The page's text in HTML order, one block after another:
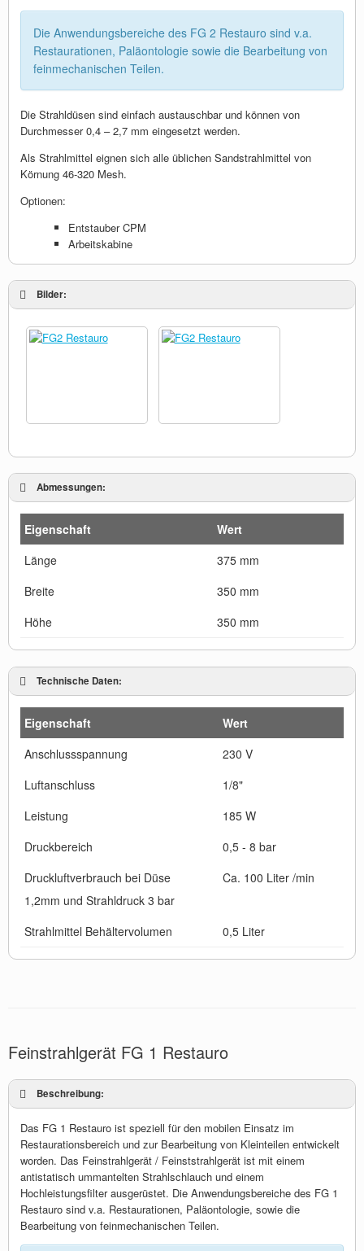
Die Anwendungsbereiche des FG 2 Restauro sind v.a.
Restaurationen, Paläontologie sowie die Bearbeitung von
feinmechanischen Teilen.
Die Strahldüsen sind einfach austauschbar und können von
Durchmesser 0,4 – 2,7 mm eingesetzt werden.
Als Strahlmittel eignen sich alle üblichen Sandstrahlmittel von
Körnung 46-320 Mesh.
Optionen:
Entstauber CPM
Arbeitskabine
Bilder:
Abmessungen:
Eigenschaft
Wert
Länge
375 mm
Breite
350 mm
Höhe
350 mm
Technische Daten:
Eigenschaft
Wert
Anschlussspannung
230 V
Luftanschluss
1/8"
Leistung
185 W
Druckbereich
0,5 - 8 bar
Druckluftverbrauch bei Düse
1,2mm und Strahldruck 3 bar
Ca. 100 Liter /min
Strahlmittel Behältervolumen 0,5 Liter
Feinstrahlgerät FG 1 Restauro
Beschreibung:
Das FG 1 Restauro ist speziell für den mobilen Einsatz im
Restaurationsbereich und zur Bearbeitung von Kleinteilen entwickelt
worden. Das Feinstrahlgerät / Feinststrahlgerät ist mit einem
antistatisch ummantelten Strahlschlauch und einem
Hochleistungsfilter ausgerüstet. Die Anwendungsbereiche des FG 1
Restauro sind v.a. Restaurationen, Paläontologie, sowie die
Bearbeitung von feinmechanischen Teilen.